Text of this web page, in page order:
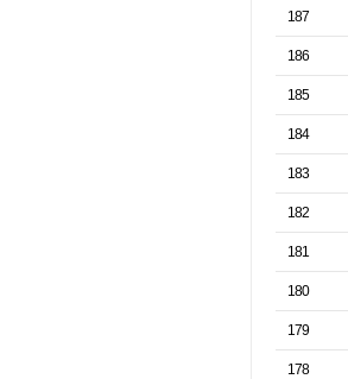
187
186
185
184
183
182
181
180
179
178